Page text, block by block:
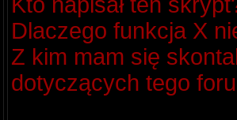
Dlaczego funkcja X
Z kim mam się
dotyczących tego